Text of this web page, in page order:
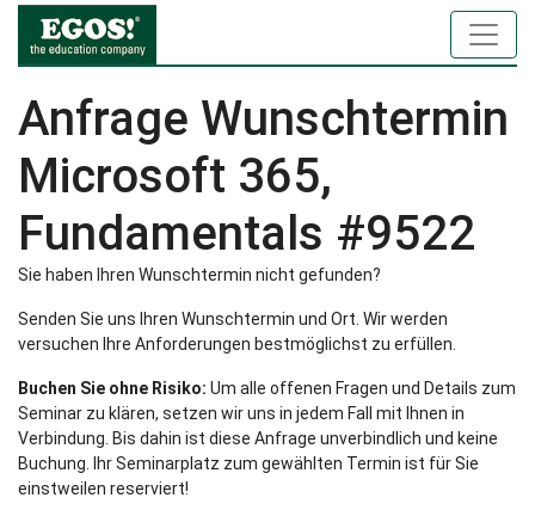
Anfrage Wunschtermin
Microsoft 365,
Fundamentals #9522
Sie haben Ihren Wunschtermin nicht gefunden?
Senden Sie uns Ihren Wunschtermin und Ort. Wir werden
versuchen Ihre Anforderungen bestmöglichst zu erfüllen.
Buchen Sie ohne Risiko: Um alle offenen Fragen und Details zum
Seminar zu klären, setzen wir uns in jedem Fall mit Ihnen in
Verbindung. Bis dahin ist diese Anfrage unverbindlich und keine
Buchung. Ihr Seminarplatz zum gewählten Termin ist für Sie
einstweilen reserviert!